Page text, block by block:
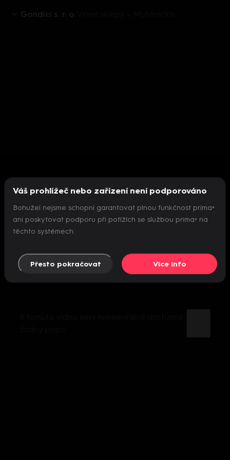
Gondíci s. r. o.
Nepodařilo se inicializovat přehrávač
Váš prohlížeč nebo zařízení není podporováno
Bohužel nejsme schopni garantovat plnou funkčnost prima+
ani poskytovat podporu při potížích se službou prima+ na
těchto systémech.
Přesto pokračovat Více info